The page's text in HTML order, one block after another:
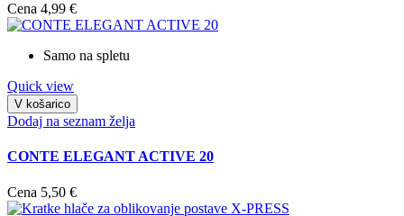
Cena 4,99 €
Samo na spletu
Quick view
V košarico
Dodaj na seznam želja
CONTE ELEGANT ACTIVE 20
Cena 5,50 €